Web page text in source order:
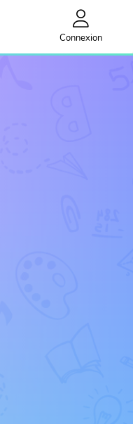
Connexion